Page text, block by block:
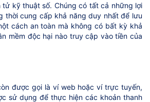
kỹ thuật số. Chúng có tất cả những lợi
thời cung cấp khả năng duy nhất để lưu
cách an toàn mà không có bất kỳ khả
mềm độc hại nào truy cập vào tiền của
được gọi là ví web hoặc ví trực tuyến,
sử dụng để thực hiện các khoản thanh